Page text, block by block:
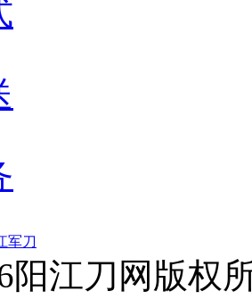
军刀
阳江刀网版权